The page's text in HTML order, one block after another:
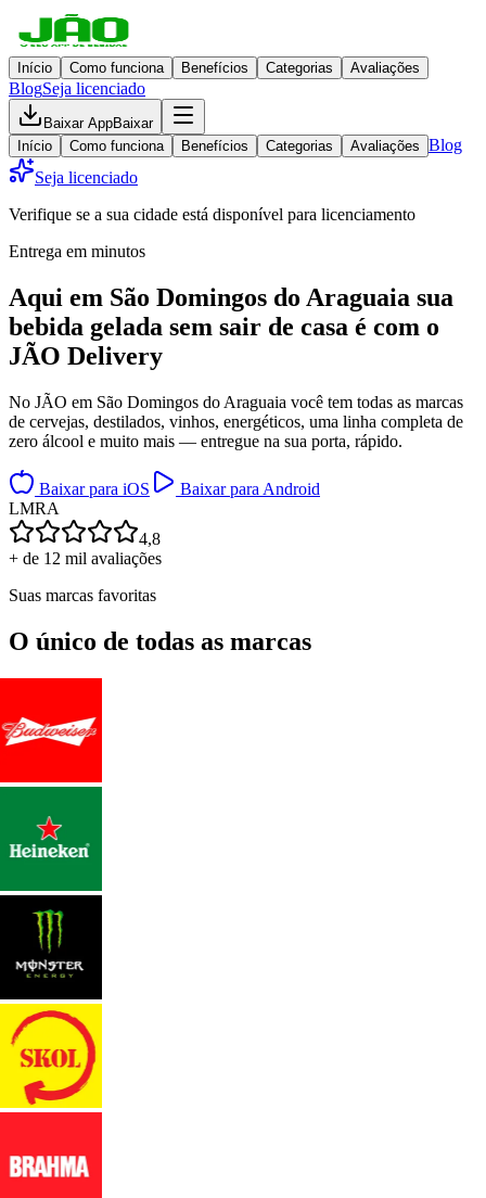
Início Como funciona Benefícios Categorias Avaliações
BlogSeja licenciado
Baixar AppBaixar
Início
Como funciona Benefícios Categorias Avaliações Blog
Seja licenciado
Verifique se a sua cidade está disponível para licenciamento
Entrega em minutos
Aqui em São Domingos do Araguaia sua
bebida gelada sem sair de casa é com o
JÃO Delivery
No JÃO em São Domingos do Araguaia você tem todas as marcas
de cervejas, destilados, vinhos, energéticos, uma linha completa de
zero álcool e muito mais — entregue na sua porta, rápido.
Baixar para iOS
Baixar para Android
LMRA
4,8
+ de 12 mil avaliações
Suas marcas favoritas
O único de todas as marcas